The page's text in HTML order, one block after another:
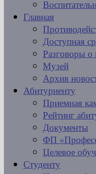
Главная
Доступная
Разговоры
Музей
Архив
Абитуриенту
Приемная
Рейтинг
Документы
ФП
Целевое
Студенту